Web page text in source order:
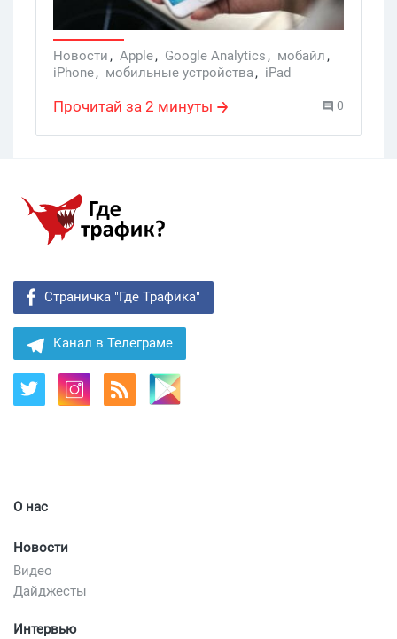
что очень и очень редко.
Новости, Apple, Google Analytics, мобайл,
iPhone, мобильные устройства, iPad
Прочитай за 2 минуты 0
Страничка "Где Трафика"
Канал в Телеграме
О нас
Новости
Видео
Дайджесты
Интервью